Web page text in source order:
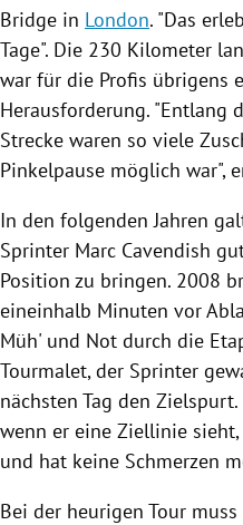
Bridge in London. "Das
Tage". Die 230 Kilometer
war für die Profis übrigens
Herausforderung. "Entlang
Strecke waren so viele
Pinkelpause möglich war",
In den folgenden Jahren
Sprinter Marc Cavendish
Position zu bringen. 2008
eineinhalb Minuten vor
Müh' und Not durch die
Tourmalet, der Sprinter
nächsten Tag den
wenn er eine Ziellinie
und hat keine Schmerzen
Bei der heurigen Tour